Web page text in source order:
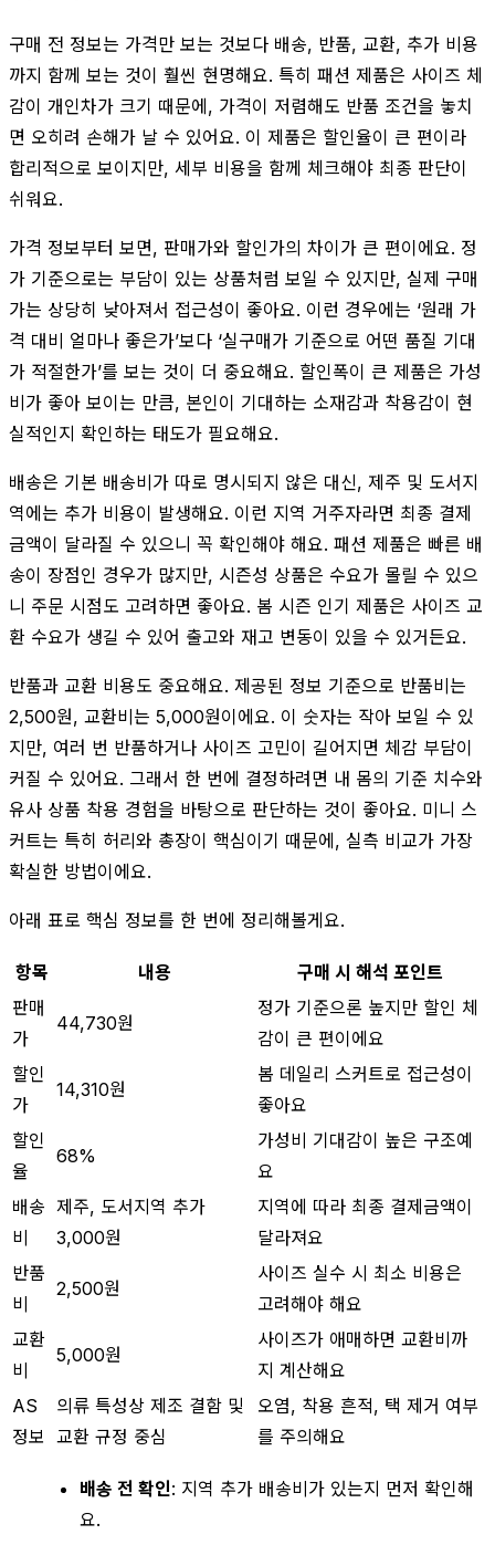
구매 전 정보는 가격만 보는 것보다 배송, 반품, 교환, 추가 비용
까지 함께 보는 것이 훨씬 현명해요. 특히 패션 제품은 사이즈 체
감이 개인차가 크기 때문에, 가격이 저렴해도 반품 조건을 놓치
면 오히려 손해가 날 수 있어요. 이 제품은 할인율이 큰 편이라
합리적으로 보이지만, 세부 비용을 함께 체크해야 최종 판단이
쉬워요.
가격 정보부터 보면, 판매가와 할인가의 차이가 큰 편이에요. 정
가 기준으로는 부담이 있는 상품처럼 보일 수 있지만, 실제 구매
가는 상당히 낮아져서 접근성이 좋아요. 이런 경우에는 ‘원래 가
격 대비 얼마나 좋은가’보다 ‘실구매가 기준으로 어떤 품질 기대
가 적절한가’를 보는 것이 더 중요해요. 할인폭이 큰 제품은 가성
비가 좋아 보이는 만큼, 본인이 기대하는 소재감과 착용감이 현
실적인지 확인하는 태도가 필요해요.
배송은 기본 배송비가 따로 명시되지 않은 대신, 제주 및 도서지
역에는 추가 비용이 발생해요. 이런 지역 거주자라면 최종 결제
금액이 달라질 수 있으니 꼭 확인해야 해요. 패션 제품은 빠른 배
송이 장점인 경우가 많지만, 시즌성 상품은 수요가 몰릴 수 있으
니 주문 시점도 고려하면 좋아요. 봄 시즌 인기 제품은 사이즈 교
환 수요가 생길 수 있어 출고와 재고 변동이 있을 수 있거든요.
반품과 교환 비용도 중요해요. 제공된 정보 기준으로 반품비는
2,500원, 교환비는 5,000원이에요. 이 숫자는 작아 보일 수 있
지만, 여러 번 반품하거나 사이즈 고민이 길어지면 체감 부담이
커질 수 있어요. 그래서 한 번에 결정하려면 내 몸의 기준 치수와
유사 상품 착용 경험을 바탕으로 판단하는 것이 좋아요. 미니 스
커트는 특히 허리와 총장이 핵심이기 때문에, 실측 비교가 가장
확실한 방법이에요.
아래 표로 핵심 정보를 한 번에 정리해볼게요.
항목 내용
구매 시 해석 포인트
판매
가
44,730원
정가 기준으론 높지만 할인 체
감이 큰 편이에요
할인
가
14,310원
봄 데일리 스커트로 접근성이
좋아요
할인
율
68%
가성비 기대감이 높은 구조예
요
배송
비
제주, 도서지역 추가
3,000원
지역에 따라 최종 결제금액이
달라져요
반품
비
2,500원
사이즈 실수 시 최소 비용은
고려해야 해요
교환
비
5,000원
사이즈가 애매하면 교환비까
지 계산해요
AS
정보
의류 특성상 제조 결함 및
교환 규정 중심
오염, 착용 흔적, 택 제거 여부
를 주의해요
배송 전 확인: 지역 추가 배송비가 있는지 먼저 확인해
요.